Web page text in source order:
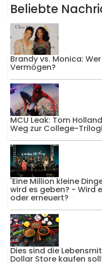
Beliebte
Brandy vs. Monica:
Vermögen?
MCU Leak: Tom
Weg zur College-
'Eine Million kleine
wird es geben? - Wird
oder erneuert?
Dies sind die
Dollar Store kaufen